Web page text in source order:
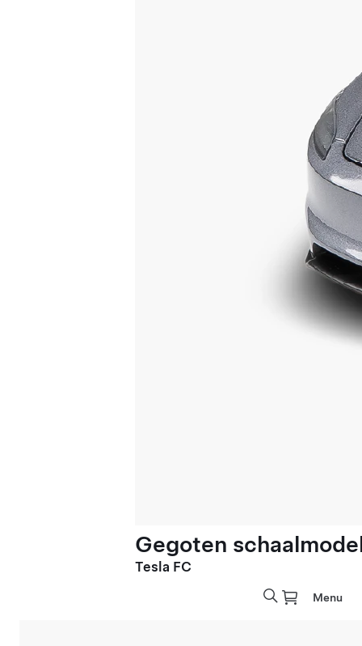
Gegoten
Tesla FC
Menu